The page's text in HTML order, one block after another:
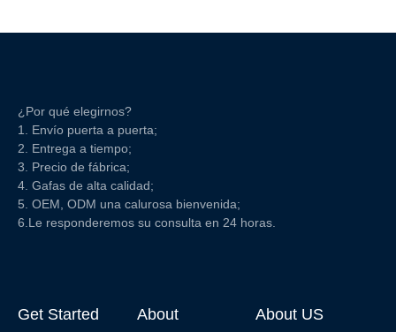
¿Por qué elegirnos?
1. Envío puerta a puerta;
2. Entrega a tiempo;
3. Precio de fábrica;
4. Gafas de alta calidad;
5. OEM, ODM una calurosa bienvenida;
6.Le responderemos su consulta en 24 horas.
Get Started About About US